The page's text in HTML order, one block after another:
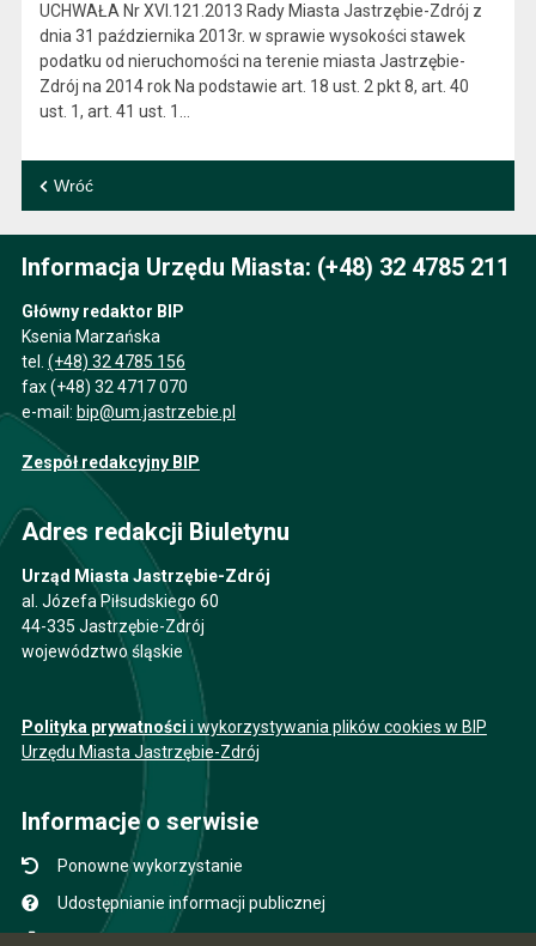
UCHWAŁA Nr XVI.121.2013 Rady Miasta Jastrzębie-Zdrój z
dnia 31 października 2013r. w sprawie wysokości stawek
podatku od nieruchomości na terenie miasta Jastrzębie-
Zdrój na 2014 rok Na podstawie art. 18 ust. 2 pkt 8, art. 40
ust. 1, art. 41 ust. 1…
Wróć
Informacja Urzędu Miasta: (+48) 32 4785 211
Główny redaktor BIP
Ksenia Marzańska
tel. (+48) 32 4785 156
fax (+48) 32 4717 070
e-mail: bip@um.jastrzebie.pl
Zespół redakcyjny BIP
Adres redakcji Biuletynu
Urząd Miasta Jastrzębie-Zdrój
al. Józefa Piłsudskiego 60
44-335 Jastrzębie-Zdrój
województwo śląskie
Polityka prywatności i wykorzystywania plików cookies w BIP
Urzędu Miasta Jastrzębie-Zdrój
Informacje o serwisie
Ponowne wykorzystanie
Udostępnianie informacji publicznej